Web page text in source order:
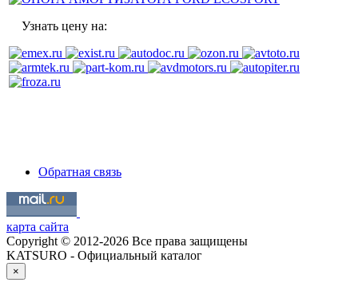
Узнать цену на:
Обратная связь
карта сайта
Copyright © 2012-2026 Все права защищены
KATSURO - Официальный каталог
×